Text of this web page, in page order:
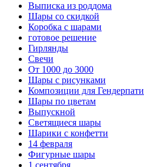
Выписка из роддома
Шары со скидкой
Коробка с шарами
готовое решение
Гирлянды
Свечи
От 1000 до 3000
Шары с рисунками
Композиции для Гендерпати
Шары по цветам
Выпускной
Светящиеся шары
Шарики с конфетти
14 февраля
Фигурные шары